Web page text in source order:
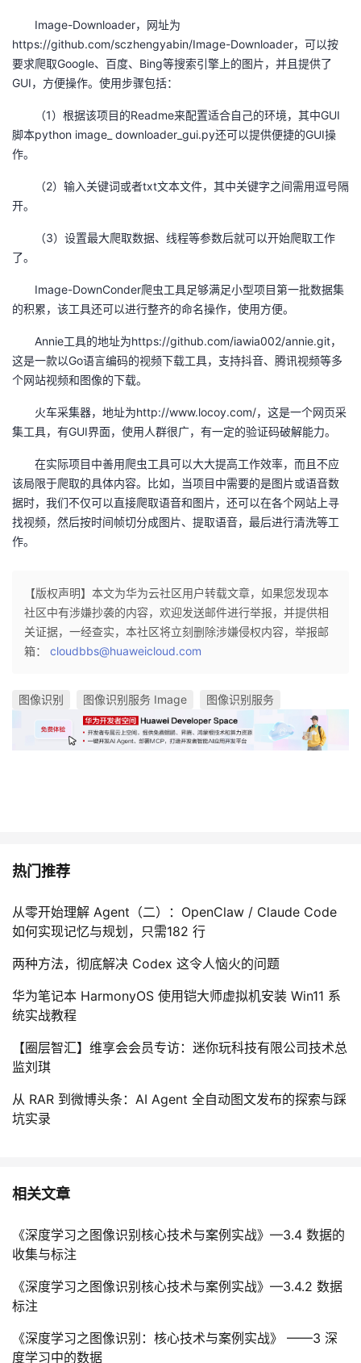
Image-Downloader，网址为
https://github.com/sczhengyabin/Image-Downloader，可以按
要求爬取Google、百度、Bing等搜索引擎上的图片，并且提供了
GUI，方便操作。使用步骤包括：
（1）根据该项目的Readme来配置适合自己的环境，其中GUI
脚本python image_ downloader_gui.py还可以提供便捷的GUI操
作。
（2）输入关键词或者txt文本文件，其中关键字之间需用逗号隔
开。
（3）设置最大爬取数据、线程等参数后就可以开始爬取工作
了。
Image-DownConder爬虫工具足够满足小型项目第一批数据集
的积累，该工具还可以进行整齐的命名操作，使用方便。
Annie工具的地址为https://github.com/iawia002/annie.git，
这是一款以Go语言编码的视频下载工具，支持抖音、腾讯视频等多
个网站视频和图像的下载。
火车采集器，地址为http://www.locoy.com/，这是一个网页采
集工具，有GUI界面，使用人群很广，有一定的验证码破解能力。
在实际项目中善用爬虫工具可以大大提高工作效率，而且不应
该局限于爬取的具体内容。比如，当项目中需要的是图片或语音数
据时，我们不仅可以直接爬取语音和图片，还可以在各个网站上寻
找视频，然后按时间帧切分成图片、提取语音，最后进行清洗等工
作。
【版权声明】本文为华为云社区用户转载文章，如果您发现本
社区中有涉嫌抄袭的内容，欢迎发送邮件进行举报，并提供相
关证据，一经查实，本社区将立刻删除涉嫌侵权内容，举报邮
箱： cloudbbs@huaweicloud.com
图像识别 图像识别服务 Image 图像识别服务
热门推荐
从零开始理解 Agent（二）：OpenClaw / Claude Code
如何实现记忆与规划，只需182 行
两种方法，彻底解决 Codex 这令人恼火的问题
华为笔记本 HarmonyOS 使用铠大师虚拟机安装 Win11 系
统实战教程
【圈层智汇】维享会会员专访：迷你玩科技有限公司技术总
监刘琪
从 RAR 到微博头条：AI Agent 全自动图文发布的探索与踩
坑实录
相关文章
《深度学习之图像识别核心技术与案例实战》—3.4 数据的
收集与标注
《深度学习之图像识别核心技术与案例实战》—3.4.2 数据
标注
《深度学习之图像识别：核心技术与案例实战》 ——3 深
度学习中的数据